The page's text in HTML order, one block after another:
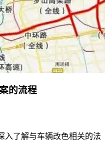
的流程
入了解与车辆改色相关的法